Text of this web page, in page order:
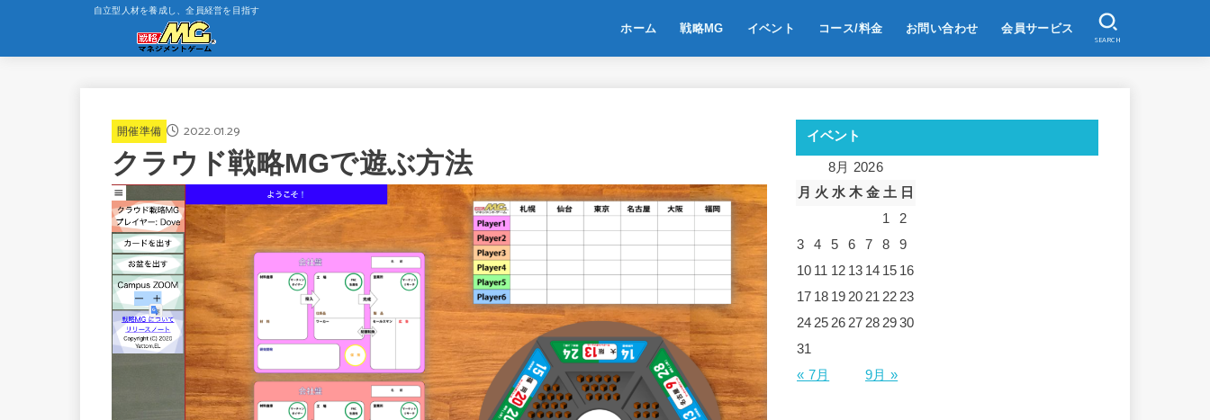
自立型人材を養成し、全員経営を目指す
ホーム 戦略MG イベント コース/料金 お問い合わせ 会員サービス
SEARCH
開催準備 2022.01.29
クラウド戦略MGで遊ぶ方法
イベント
8月 2026
月 火 水 木 金 土 日
1
2
3
4 5 6 7 8
9
10 11 12 13 14 15 16
17 18 19 20 21 22 23
24 25 26 27 28 2930
31
« 7月
9月 »